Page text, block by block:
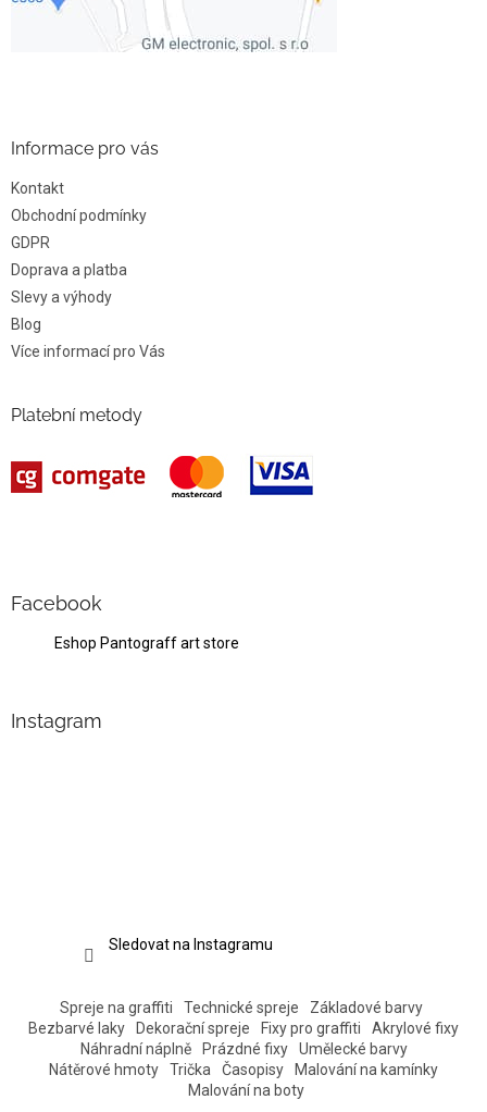
Informace pro vás
Kontakt
Obchodní podmínky
GDPR
Doprava a platba
Slevy a výhody
Blog
Více informací pro Vás
Platební metody
Facebook
Eshop Pantograff art store
Instagram
Sledovat na Instagramu
Spreje na graffiti Technické spreje
Základové barvy
Bezbarvé laky
Dekorační spreje Fixy pro graffiti
Akrylové fixy
Náhradní náplně
Prázdné fixy
Umělecké barvy
Nátěrové hmoty
Trička Časopisy
Malování na kamínky
Malování na boty